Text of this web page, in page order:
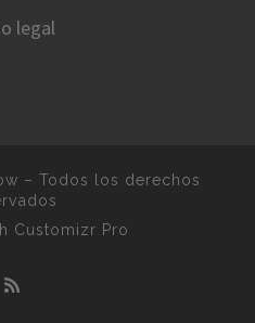
legal
– Todos los derechos
Customizr Pro